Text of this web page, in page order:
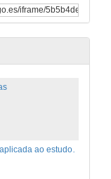
Importancia da síndrome de fraxilidade na toma de decisións sobre o tratamento de pacientes con estenosis aórtica severa
Ultrasecuenciación aplicada ao estudo da Morte Súbita Cardíaca